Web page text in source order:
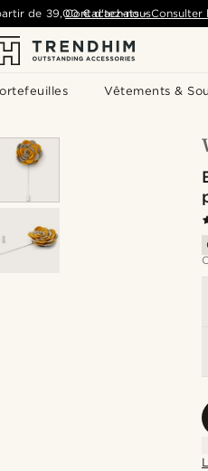
Vêtements &
de 39,00 € d'achats- Consulter
Contactez-nous